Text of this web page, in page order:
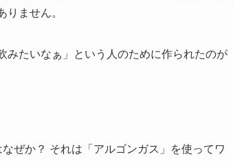
ません。
みたいなぁ」という人のために作られたのが
ぜか？ それは「アルゴンガス」を使ってワ